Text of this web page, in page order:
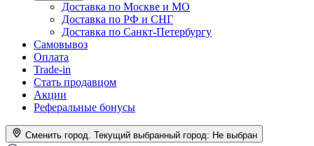
Доставка по Москве и МО
Доставка по РФ и СНГ
Доставка по Санкт-Петербургу
Самовывоз
Оплата
Trade-in
Стать продавцом
Акции
Реферальные бонусы
Сменить город. Текущий выбранный город: Не выбран